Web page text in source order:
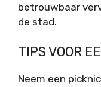
betrouwbaar
de stad.
TIPS VOOR
Neem een